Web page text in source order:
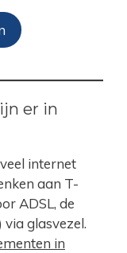
er in
internet
aan T-
ADSL, de
glasvezel.
in